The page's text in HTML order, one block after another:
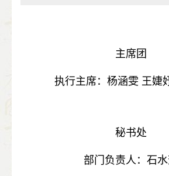
主席团
执行主席：杨涵雯 王婕
秘书处
部门负责人：石